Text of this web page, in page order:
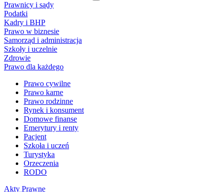
Prawnicy i sądy
Podatki
Kadry i BHP
Prawo w biznesie
Samorząd i administracja
Szkoły i uczelnie
Zdrowie
Prawo dla każdego
Prawo cywilne
Prawo karne
Prawo rodzinne
Rynek i konsument
Domowe finanse
Emerytury i renty
Pacjent
Szkoła i uczeń
Turystyka
Orzeczenia
RODO
Akty Prawne